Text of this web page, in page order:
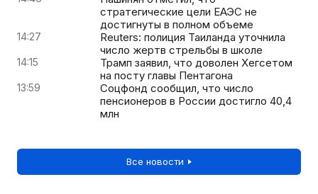
стратегические цели ЕАЭС не
достигнуты в полном объеме
14:27
Reuters: полиция Таиланда уточнила
число жертв стрельбы в школе
14:15
Трамп заявил, что доволен Хегсетом
на посту главы Пентагона
13:59
Соцфонд сообщил, что число
пенсионеров в России достигло 40,4
млн
Все новости